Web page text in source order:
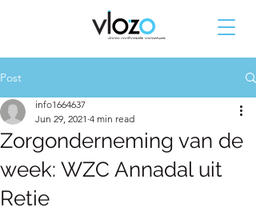
Post
Zorgonderneming van de
week: WZC Annadal uit
Retie
info1664637
Jun 29, 2021 4 min read